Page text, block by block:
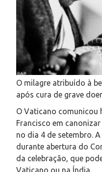
O milagre atribuído à
após cura de grave
O Vaticano comunicou
Francisco em
no dia 4 de setembro.
durante abertura do
da celebração, que
Vaticano ou na Índia.